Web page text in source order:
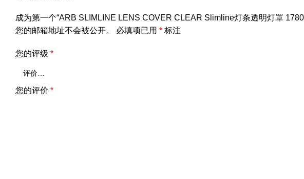
成为第一个“ARB SLIMLINE LENS COVER CLEAR Slimline灯条透明灯罩
您的邮箱地址不会被公开。
必填项已用 * 标注
您的评级 *
您的评价 *